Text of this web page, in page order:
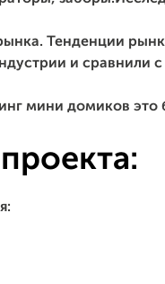
Тенденции
и сравнили
мини домиков это